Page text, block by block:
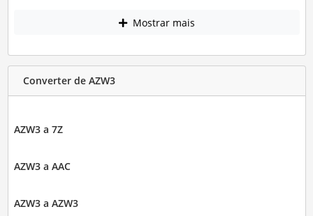
Mostrar mais
Converter de AZW3
AZW3 a 7Z
AZW3 a AAC
AZW3 a AZW3